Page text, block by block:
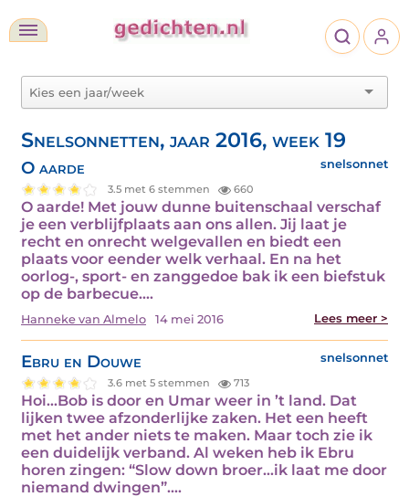
Snelsonnetten, jaar 2016, week 19
O aarde snelsonnet
3.5 met 6 stemmen 660
O aarde! Met jouw dunne buitenschaal verschaf
je een verblijfplaats aan ons allen. Jij laat je
recht en onrecht welgevallen en biedt een
plaats voor eender welk verhaal. En na het
oorlog-, sport- en zanggedoe bak ik een biefstuk
op de barbecue.…
Hanneke van Almelo 14 mei 2016 Lees meer >
Ebru en Douwe snelsonnet
3.6 met 5 stemmen 713
Hoi...Bob is door en Umar weer in ’t land. Dat
lijken twee afzonderlijke zaken. Het een heeft
met het ander niets te maken. Maar toch zie ik
een duidelijk verband. Al weken heb ik Ebru
horen zingen: “Slow down broer...ik laat me door
niemand dwingen”.…